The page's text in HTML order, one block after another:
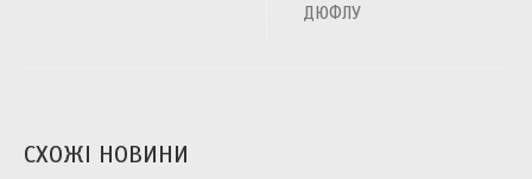
ДЮФЛУ
СХОЖІ НОВИНИ